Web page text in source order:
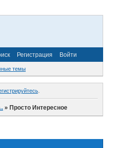
Регистрация Войти
темы
.
»Просто Интересное